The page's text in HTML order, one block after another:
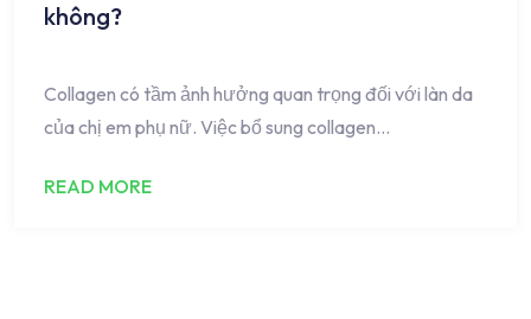
không?
Collagen có tầm ảnh hưởng quan trọng đối với làn da
của chị em phụ nữ. Việc bổ sung collagen…
READ MORE